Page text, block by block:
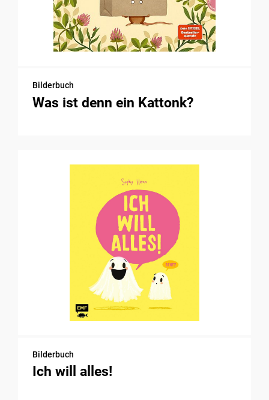
Bilderbuch
Was ist denn ein Kattonk?
Bilderbuch
Ich will alles!